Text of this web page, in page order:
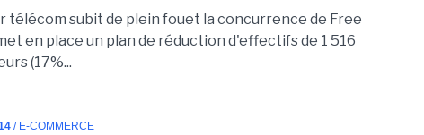
télécom subit de plein fouet la concurrence de Free
en place un plan de réduction d'effectifs de 1 516
(17%...
/ E-COMMERCE